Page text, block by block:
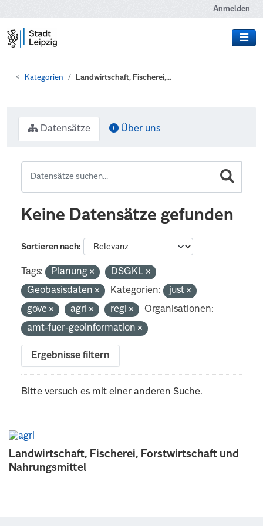
Anmelden
Kategorien Landwirtschaft, Fischerei,...
Landwirtschaft, Fischerei, Forstwirtschaft und
Nahrungsmittel
Datensätze Über uns
Keine Datensätze gefunden
Sortieren nach
Tags: Planung
DSGKL
Geobasisdaten
Kategorien:
just
gove
agri regi
Organisationen:
amt-fuer-geoinformation
Ergebnisse filtern
Bitte versuch es mit einer anderen Suche.